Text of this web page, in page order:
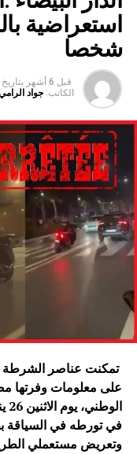
استعراضية
شخصا
قبل 6 أشهر بتاريخ
الكاتب: جواد
تمكنت عناصر الشرطة
على معلومات وفرتها
في تورطه في السياقة
وتعريض مستعملي